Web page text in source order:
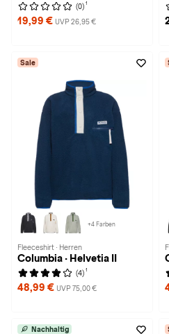
(0) 1
19,99 € UVP 26,95 €
Sale
+4 Farben
Fleeceshirt · Herren
Columbia · Helvetia II
(4) 1
48,99 € UVP 75,00 €
Nachhaltig